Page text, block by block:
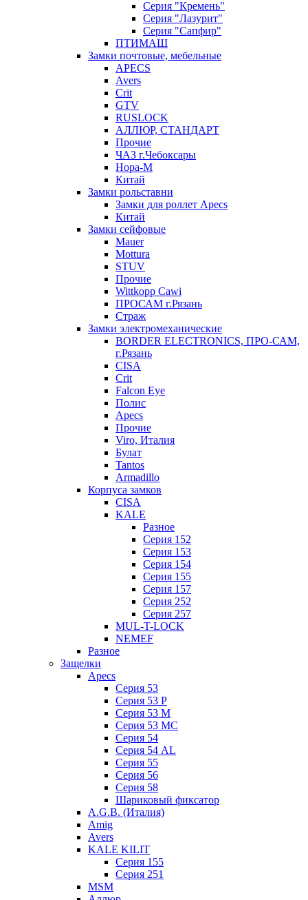
Серия "Кремень"
Серия "Лазурит"
Серия "Сапфир"
ПТИМАШ
Замки почтовые, мебельные
APECS
Avers
Crit
GTV
RUSLOCK
АЛЛЮР, СТАНДАРТ
Прочие
ЧАЗ г.Чебоксары
Нора-М
Китай
Замки рольставни
Замки для роллет Apecs
Китай
Замки сейфовые
Mauer
Mottura
STUV
Прочие
Wittkopp Cawi
ПРОСАМ г.Рязань
Страж
Замки электромеханические
BORDER ELECTRONICS, ПРО-САМ,
г.Рязань
CISA
Crit
Falcon Eye
Полис
Apecs
Прочие
Viro, Италия
Булат
Tantos
Armadillo
Корпуса замков
CISA
KALE
Разное
Серия 152
Серия 153
Серия 154
Серия 155
Серия 157
Серия 252
Серия 257
MUL-T-LOCK
NEMEF
Разное
Защелки
Apecs
Серия 53
Серия 53 P
Серия 53 М
Серия 53 МC
Серия 54
Серия 54 AL
Серия 55
Серия 56
Серия 58
Шариковый фиксатор
A.G.B. (Италия)
Amig
Avers
KALE KILIT
Серия 155
Серия 251
MSM